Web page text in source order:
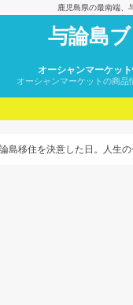
鹿児島県の最南端、
与論島
オーシャンマーケッ
オーシャンマーケットの商品
島移住を決意した日。人生